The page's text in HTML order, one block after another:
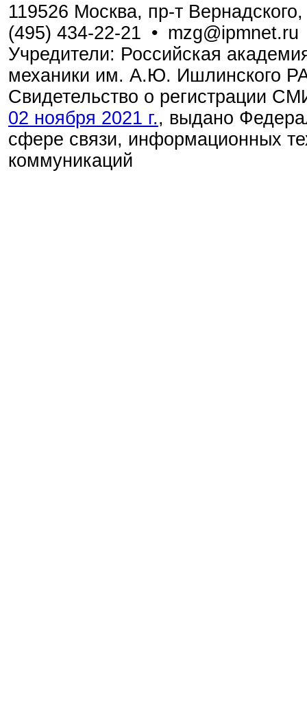
119526 Москва, пр-т
(495) 434-22-21 • mzg@ipmnet.ru
Учредители: Российская
механики им. А.Ю. Ишлинского
Свидетельство о регистрации
02 ноября 2021 г., выдано
сфере связи, информационных
коммуникаций